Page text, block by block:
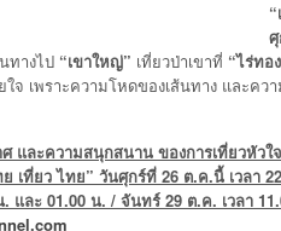
ทางไป “เขาใหญ่” เที่ยวป่าเขาที่ “ไร่ทอ
จ เพราะความโหดของเส้นทาง และค
และความสนุกสนาน ของการเที่ยวหัว
เที่ยว ไทย” วันศุกร์ที่ 26 ต.ค.นี้ เวลา
. และ 01.00 น. / จันทร์ 29 ต.ค. เวลา